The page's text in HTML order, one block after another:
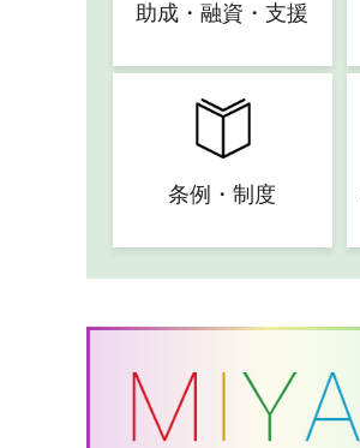
助成・融資・支援
条例・制度